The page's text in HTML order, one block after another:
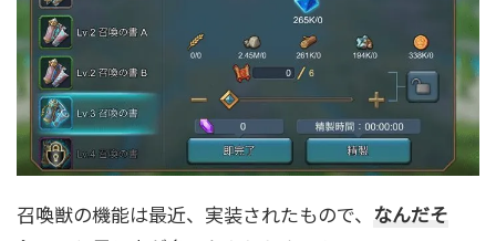
召喚獣の機能は最近、実装されたもので、 なんだそ